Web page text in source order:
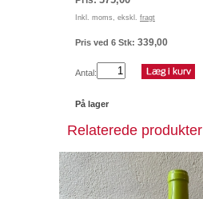
Inkl. moms, ekskl. fragt
Pris ved 6 Stk: 339,00
Antal:
På lager
Relaterede produkter